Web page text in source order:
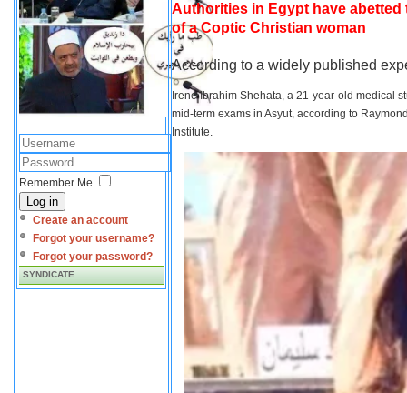
Remember Me
Log in
Create an account
Forgot your username?
Forgot your password?
SYNDICATE
Authorities in Egypt have
of a Coptic Christian woman
According to a widely published
Irene Ibrahim Shehata, a 21-year-old medical
mid-term exams in Asyut, according to
Institute.